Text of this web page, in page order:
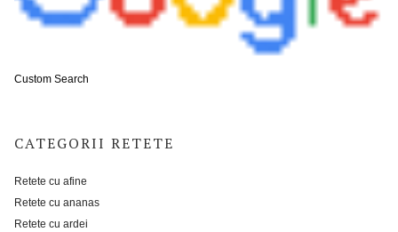
Custom Search
CATEGORII RETETE
Retete cu afine
Retete cu ananas
Retete cu ardei